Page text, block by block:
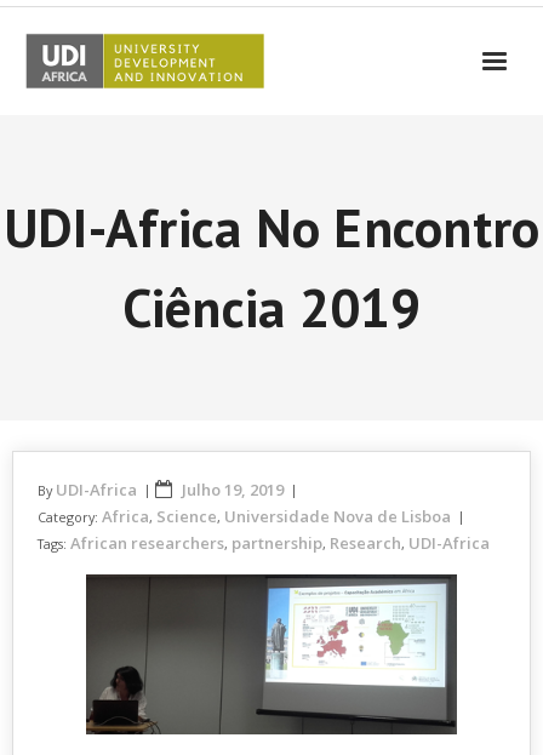
Eventos
UDI-Africa No Encontro
Ciência 2019
By UDI-Africa Julho 19, 2019
Category: Africa, Science, Universidade Nova de Lisboa
Tags: African researchers, partnership, Research, UDI-Africa